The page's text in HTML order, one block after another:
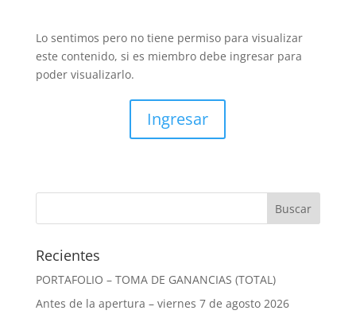
Lo sentimos pero no tiene permiso para visualizar
este contenido, si es miembro debe ingresar para
poder visualizarlo.
Ingresar
Recientes
PORTAFOLIO – TOMA DE GANANCIAS (TOTAL)
Antes de la apertura – viernes 7 de agosto 2026